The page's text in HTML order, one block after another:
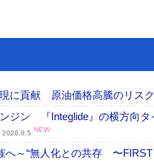
に貢献 原油価格高騰のリス
ジン 『Integlide』の横方向タ
2026.8.5 NEW
へ～“無人化との共存 〜